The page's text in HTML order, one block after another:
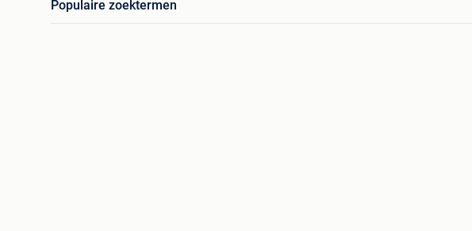
Populaire zoektermen